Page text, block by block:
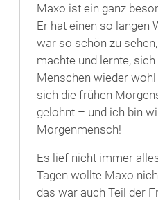
Maxo ist ein ganz
Er hat einen so langen
war so schön zu
machte und lernte,
Menschen wieder wohl
sich die frühen
gelohnt – und ich bin
Morgenmensch!
Es lief nicht immer
Tagen wollte Maxo
das war auch Teil der